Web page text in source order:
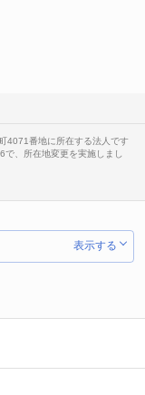
4071番地に所在する法人です
、所在地変更を実施しまし
表示する